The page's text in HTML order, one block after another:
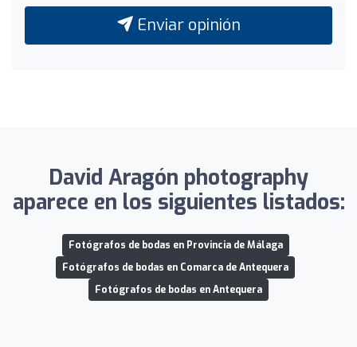
Enviar opinión
David Aragón photography
aparece en los siguientes listados:
Fotógrafos de bodas en Provincia de Málaga
Fotógrafos de bodas en Comarca de Antequera
Fotógrafos de bodas en Antequera